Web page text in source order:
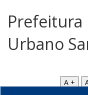
Prefeitura
Urbano
A +